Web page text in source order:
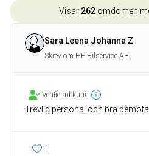
Visar 262 omdömen
Sara Leena Johanna Z
Skrev om HP Bilservice AB
Verifierad kund
Trevlig personal och bra
1